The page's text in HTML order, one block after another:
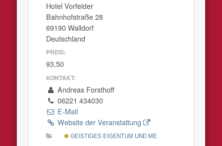
Hotel Vorfelder
Bahnhofstraße 28
69190 Walldorf
Deutschland
PREIS:
93,50
KONTAKT:
Andreas Forsthoff
06221 434030
E-Mail
Website der Veranstaltung
GEISTIGES EIGENTUM UND MEDIEN